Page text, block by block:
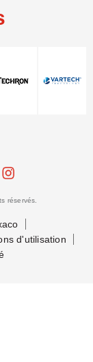
réservés.
d'utilisation
Nous contacter